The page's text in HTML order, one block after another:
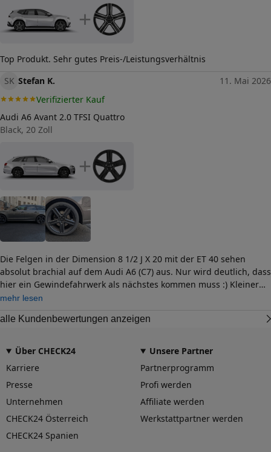
Allgemeine Produktsicherheit
(GPSR)
Herstellerkontakt
Hirtenberg Österreich,
alloy@alcar-wheels.com
+
Top Produkt. Sehr gutes Preis-/Leistungsverhältnis
SK Stefan K.
11. Mai 2026
Verifizierter Kauf
Audi A6 Avant 2.0 TFSI Quattro
Black, 20 Zoll
+
Die Felgen in der Dimension 8 1/2 J X 20 mit der ET 40 sehen
absolut brachial auf dem Audi A6 (C7) aus. Nur wird deutlich, dass
hier ein Gewindefahrwerk als nächstes kommen muss :) Kleiner
würde ich diese Felgen, zumindest in schwarz, nicht kaufen.
Chromfelgen.
mehr lesen
alle Kundenbewertungen anzeigen
Über CHECK24
Karriere
Presse
Unternehmen
CHECK24 Österreich
CHECK24 Spanien
Unsere Partner
Partnerprogramm
Profi werden
Affiliate werden
Werkstattpartner werden